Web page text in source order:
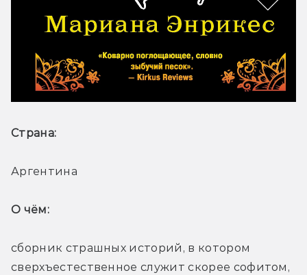
Страна:
Аргентина
О чём:
сборник страшных историй, в котором
сверхъестественное служит скорее софитом,